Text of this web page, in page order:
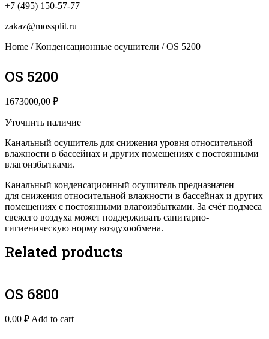
+7 (495) 150-57-77
zakaz@mossplit.ru
Home /Конденсационные осушители / OS 5200
OS 5200
1673000,00 ₽
Уточнить наличие
Канальный осушитель для снижения уровня относительной
влажности в бассейнах и других помещениях с постоянными
влагоизбытками.
Канальный конденсационный осушитель предназначен
для снижения относительной влажности в бассейнах и других
помещениях с постоянными влагоизбытками. За счёт подмеса
свежего воздуха может поддерживать санитарно-
гигиеническую норму воздухообмена.
Related products
OS 6800
0,00 ₽ Add to cart